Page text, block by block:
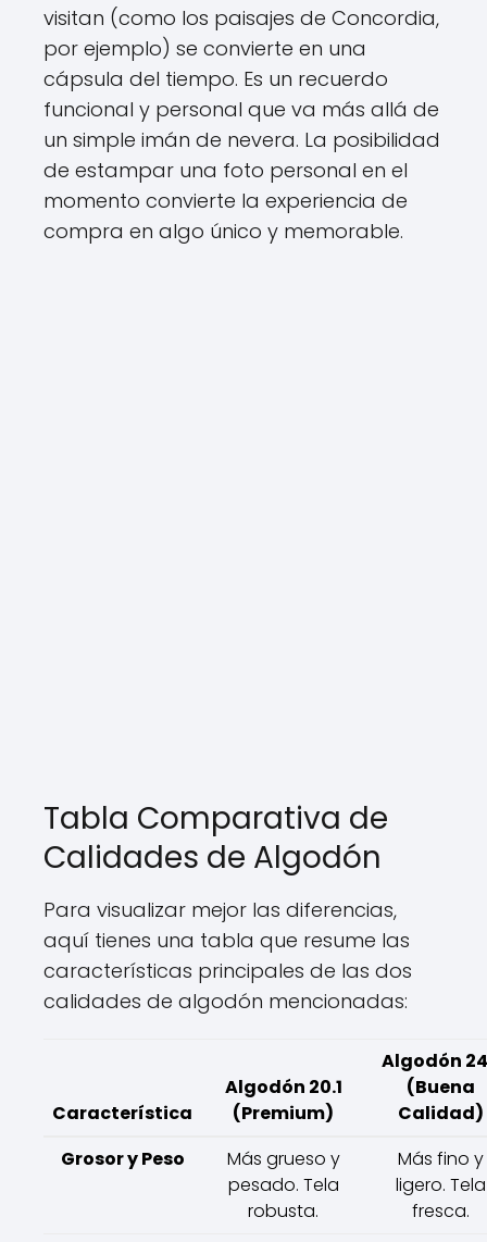
visitan (como los paisajes de Concordia,
por ejemplo) se convierte en una
cápsula del tiempo. Es un recuerdo
funcional y personal que va más allá de
un simple imán de nevera. La posibilidad
de estampar una foto personal en el
momento convierte la experiencia de
compra en algo único y memorable.
Tabla Comparativa de
Calidades de Algodón
Para visualizar mejor las diferencias,
aquí tienes una tabla que resume las
características principales de las dos
calidades de algodón mencionadas:
Característica
Algodón 20.1
(Premium)
Algodón
(Buena
Calidad)
Grosor y Peso
Más grueso y
pesado. Tela
robusta.
Más fino y
ligero. Tela
fresca.